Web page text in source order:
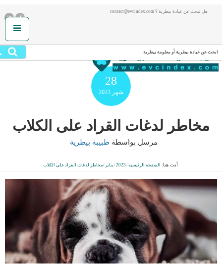
هل تبحث عن عيادة بيطرية ؟ contact@evcindex.com
ابحث عن عيادة بيطرية أو معلومة بيطرية
28
شهر 2023
مخاطر لدغات القراد على الكلاب
مرسل بواسطة طبيبة بيطرية
أنت هنا: الصفحة الرئيسية/
2023
/ يناير /مخاطر لدغات القراد على الكلاب